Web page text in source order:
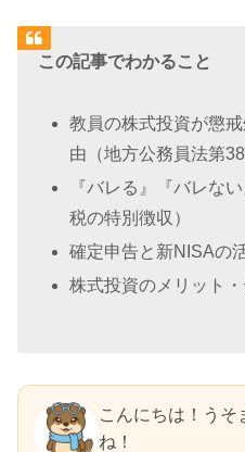
この記事でわかること
教員の株式投資が懲
由（地方公務員法第38
『バレる』『バレな
税の特別徴収）
確定申告と新NISAの
株式投資のメリット・
こんにちは！うそ
ね！